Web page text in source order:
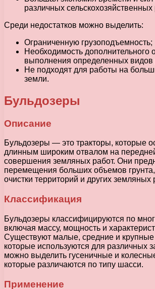
различных сельскохозяйственных
Среди недостатков можно выделить:
Ограниченную грузоподъемность;
Необходимость дополнительного
выполнения определенных видов
Не подходят для работы на
земли.
Бульдозеры
Описание
Бульдозеры — это тракторы, которые
длинным широким отвалом на
совершения земляных работ. Они
перемещения больших объемов
очистки территорий и других земляных
Классификация
Бульдозеры классифицируются по
включая массу, мощность и
Существуют малые, средние и крупные
которые используются для различных
можно выделить гусеничные и
которые различаются по типу шасси.
Применение